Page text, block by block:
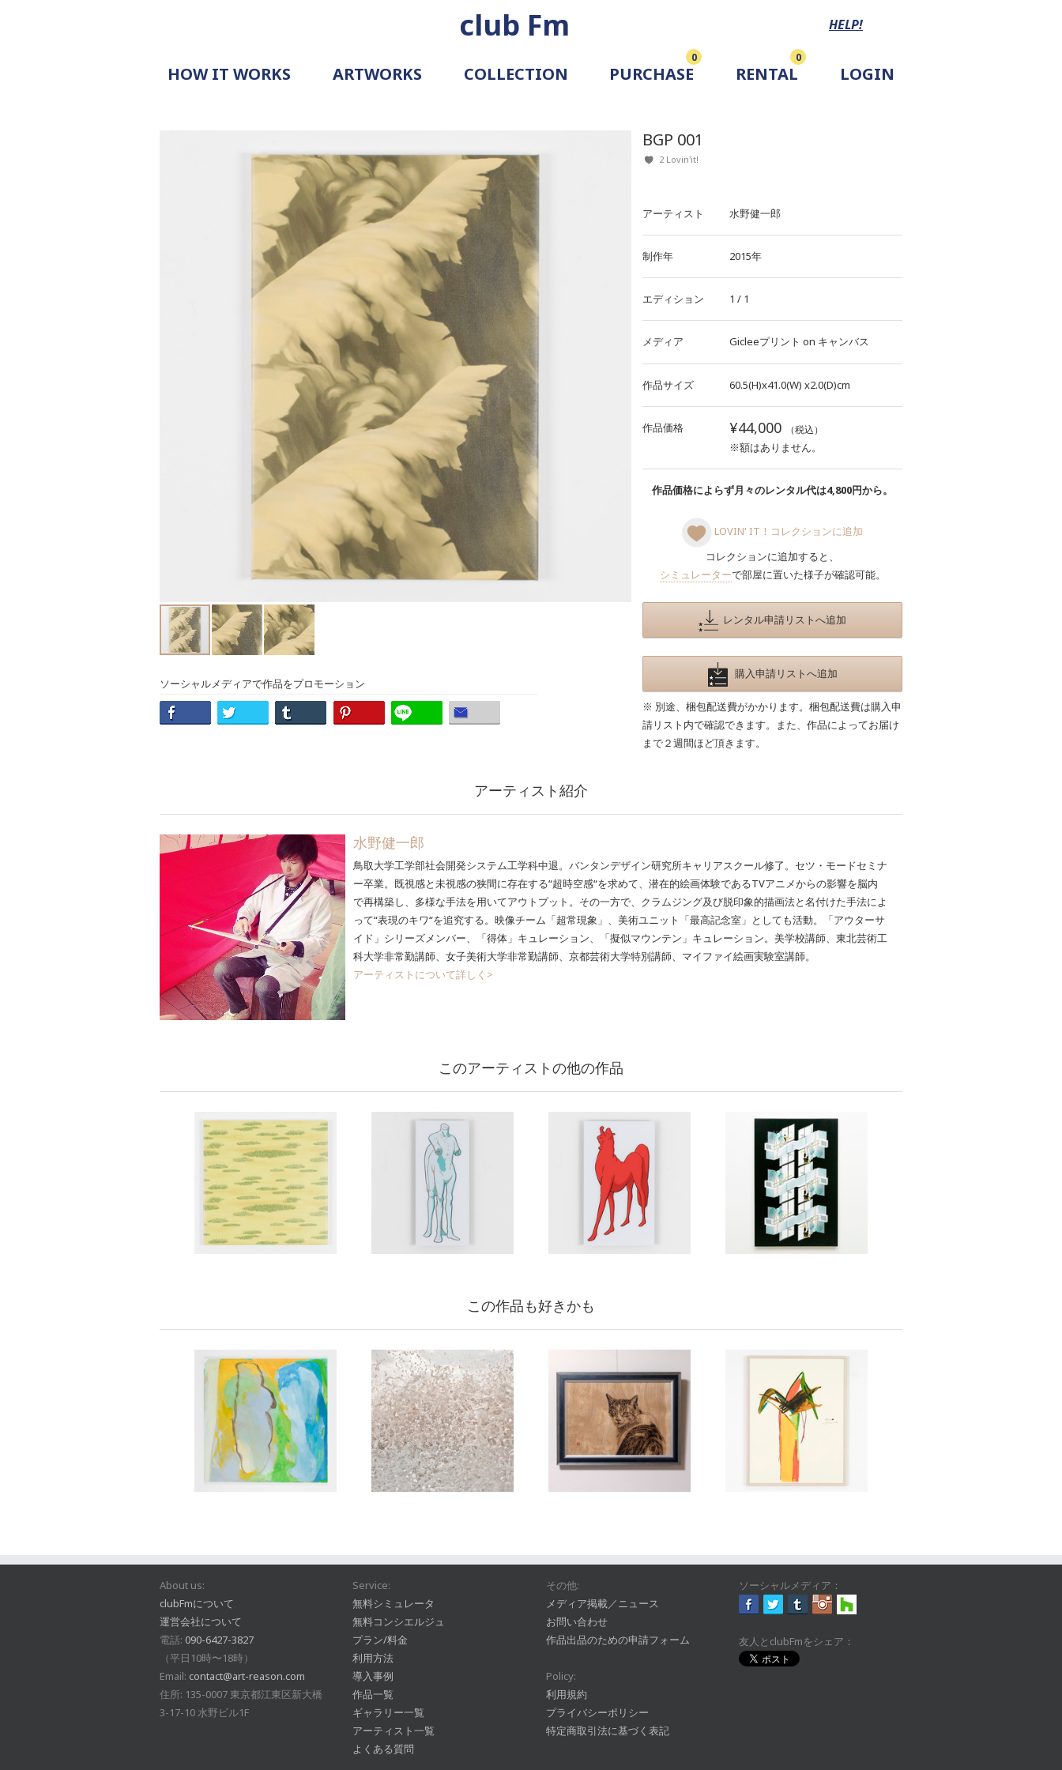
club Fm HELP!
HOW IT WORKS
REQUEST
ARTWORKS
COLLECTION
PURCHASE
0
RENTAL
0
LOGIN
ソーシャルメディアで作品をプロモーション
BGP 001
2 Lovin'it!
アーティスト 水野健一郎
制作年 2015年
エディション 1 / 1
メディア Gicleeプリント on キャンバス
作品サイズ 60.5(H)x41.0(W) x2.0(D)cm
作品価格 ¥44,000 （税込）
※額はありません。
作品価格によらず月々のレンタル代は4,800円から。
LOVIN' IT！コレクションに追加
コレクションに追加すると、
シミュレーターで部屋に置いた様子が確認可能。
レンタル申請リストへ追加
購入申請リストへ追加
※ 別途、梱包配送費がかかります。梱包配送費は購入申
請リスト内で確認できます。また、作品によってお届け
まで２週間ほど頂きます。
アーティスト紹介
水野健一郎
鳥取大学工学部社会開発システム工学科中退。バンタンデザイン研究所キャリアスクール修了。セツ・モードセミナ
ー卒業。既視感と未視感の狭間に存在する“超時空感“を求めて、潜在的絵画体験であるTVアニメからの影響を脳内
で再構築し、多様な手法を用いてアウトプット。その一方で、クラムジング及び脱印象的描画法と名付けた手法によ
って“表現のキワ“を追究する。映像チーム「超常現象」、美術ユニット「最高記念室」としても活動。「アウターサ
イド」シリーズメンバー、「得体」キュレーション、「擬似マウンテン」キュレーション。美学校講師、東北芸術工
科大学非常勤講師、女子美術大学非常勤講師、京都芸術大学特別講師、マイファイ絵画実験室講師。
アーティストについて詳しく>
このアーティストの他の作品
この作品も好きかも
About us:
clubFmについて
運営会社について
電話: 090-6427-3827
（平日10時〜18時）
Email: contact@art-reason.com
住所: 135-0007 東京都江東区新大橋
3-17-10 水野ビル1F
Service:
無料シミュレータ
無料コンシエルジュ
プラン/料金
利用方法
導入事例
作品一覧
ギャラリー一覧
アーティスト一覧
よくある質問
その他:
メディア掲載／ニュース
お問い合わせ
作品出品のための申請フォーム
Policy:
利用規約
プライバシーポリシー
特定商取引法に基づく表記
ソーシャルメディア：
友人とclubFmをシェア：